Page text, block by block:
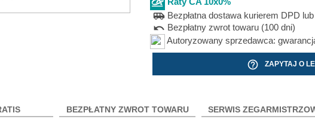
airport_shuttle Bezpłatna dostawa kurierem DPD
undo Bezpłatny zwrot towaru (100 dni)
Autoryzowany sprzedawca:
help_outline ZAPYTAJ O
BEZPŁATNY ZWROT TOWARU SERWIS